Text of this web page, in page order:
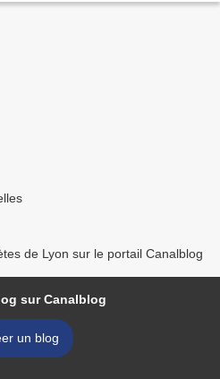
de Lyon sur le portail Canalblog
sur Canalblog
un blog